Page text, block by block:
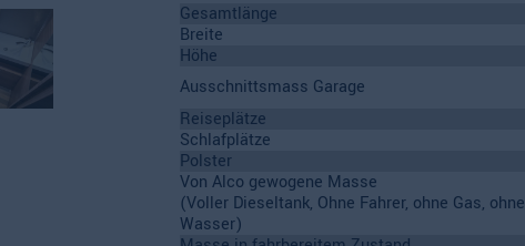
Gesamtlänge
Breite
Höhe
Ausschnittsmass Garage
Reiseplätze
Schlafplätze
Polster
Von Alco gewogene Masse
(Voller Dieseltank, Ohne Fahrer, ohne Gas, ohne
Wasser)